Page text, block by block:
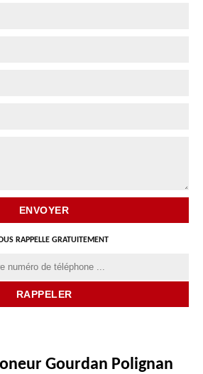
RAPPELLE GRATUITEMENT
Gourdan Polignan